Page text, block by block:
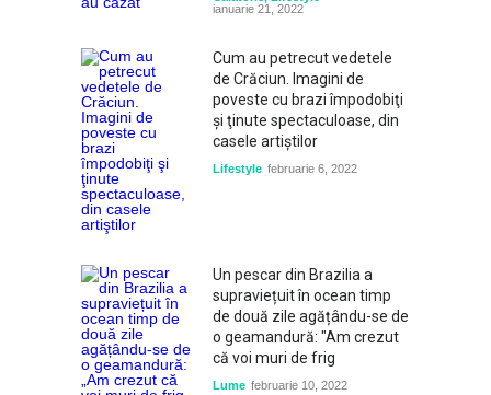
ianuarie 21, 2022
Cum au petrecut vedetele
de Crăciun. Imagini de
poveste cu brazi împodobiţi
şi ţinute spectaculoase, din
casele artiştilor
Lifestyle februarie 6, 2022
Un pescar din Brazilia a
supraviețuit în ocean timp
de două zile agățându-se de
o geamandură: "Am crezut
că voi muri de frig
Lume februarie 10, 2022